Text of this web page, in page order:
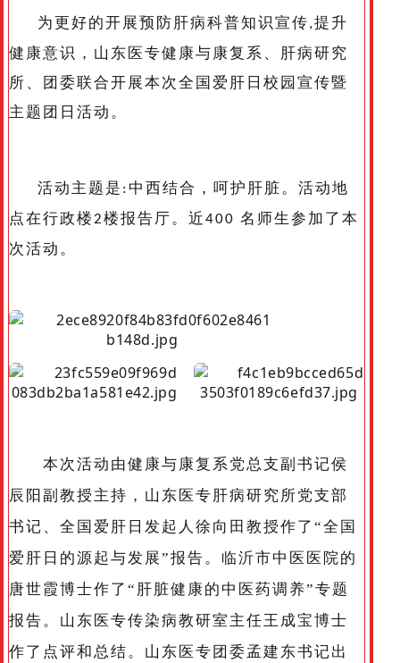
为更好的开展预防肝病科普知识宣传,提升
健康意识，山东医专健康与康复系、肝病研究
所、团委联合开展本次全国爱肝日校园宣传暨
主题团日活动。
活动主题是 : 中西结合，呵护肝脏。活动地
点在行政楼2楼报告厅。近400 名师生参加了本
次活动。
本次活动由健康与康复系党总支副书记侯
辰阳副教授主持，山东医专肝病研究所党支部
书记、全国爱肝日发起人徐向田教授作了“全国
爱肝日的源起与发展”报告。临沂市中医医院的
唐世霞博士作了“肝脏健康的中医药调养”专题
报告。山东医专传染病教研室主任王成宝博士
作了点评和总结。山东医专团委孟建东书记出